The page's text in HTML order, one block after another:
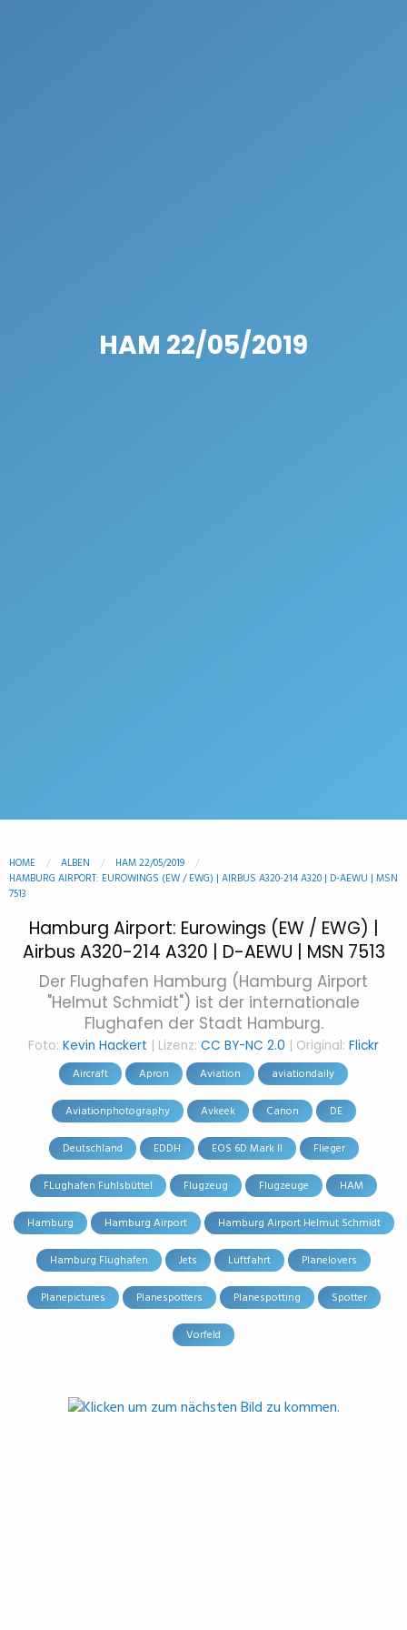
HAM 22/05/2019
HOME ALBEN
HAM 22/05/2019
HAMBURG AIRPORT: EUROWINGS (EW / EWG) | AIRBUS A320-214 A320 | D-AEWU | MSN
7513
Hamburg Airport: Eurowings (EW / EWG) |
Airbus A320-214 A320 | D-AEWU | MSN 7513
Der Flughafen Hamburg (Hamburg Airport
"Helmut Schmidt") ist der internationale
Flughafen der Stadt Hamburg.
Foto: Kevin Hackert | Lizenz: CC BY-NC 2.0 | Original: Flickr
Aircraft Apron Aviation aviationdaily
Aviationphotography Avkeek Canon DE
Deutschland EDDH EOS 6D Mark II Flieger
FLughafen Fuhlsbüttel Flugzeug Flugzeuge HAM
Hamburg Hamburg Airport Hamburg Airport Helmut Schmidt
Hamburg Flughafen Jets Luftfahrt Planelovers
Planepictures Planespotters Planespotting Spotter
Vorfeld